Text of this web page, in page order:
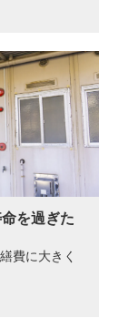
を過ぎた
費に大きく